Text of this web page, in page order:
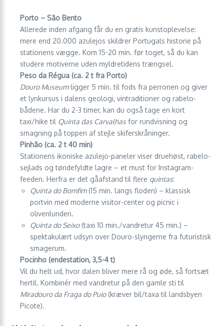
Porto – São Bento
Allerede inden afgang får du en gratis kunstoplevelse:
mere end 20.000 azulejos skildrer Portugals historie på
stationens vægge. Kom 15-20 min. før toget, så du kan
studere motiverne uden myldretidens trængsel.
Peso da Régua (ca. 2 t fra Porto)
Douro Museumligger 5 min. til fods fra perronen og giver
et lynkursus i dalens geologi, vintraditioner og rabelo-
bådene. Har du 2-3 timer, kan du også tage en kort
taxi/hike til Quinta das Carvalhas for rundvisning og
smagning på toppen af stejle skiferskråninger.
Pinhão (ca. 2 t 40 min)
Stationens ikoniske azulejo-paneler viser druehøst, rabelo-
sejlads og tøndefyldte lagre – et must for Instagram-
feeden. Herfra er det gåafstand til flere quintas:
Quinta do Bomfim(15 min. langs floden) – klassisk
portvin med moderne visitor-center og picnic i
olivenlunden.
Quinta do Seixo(taxi 10 min./vandretur 45 min.) –
spektakulært udsyn over Douro-slyngerne fra futuristisk
smagerum.
Pocinho (ende­station, 3,5-4 t)
Vil du helt ud, hvor dalen bliver mere rå og øde, så fortsæt
hertil. Kombinér med vandretur på den gamle sti til
Miradouro da Fraga do Puio(kræver bil/taxa til landsbyen
Picote).